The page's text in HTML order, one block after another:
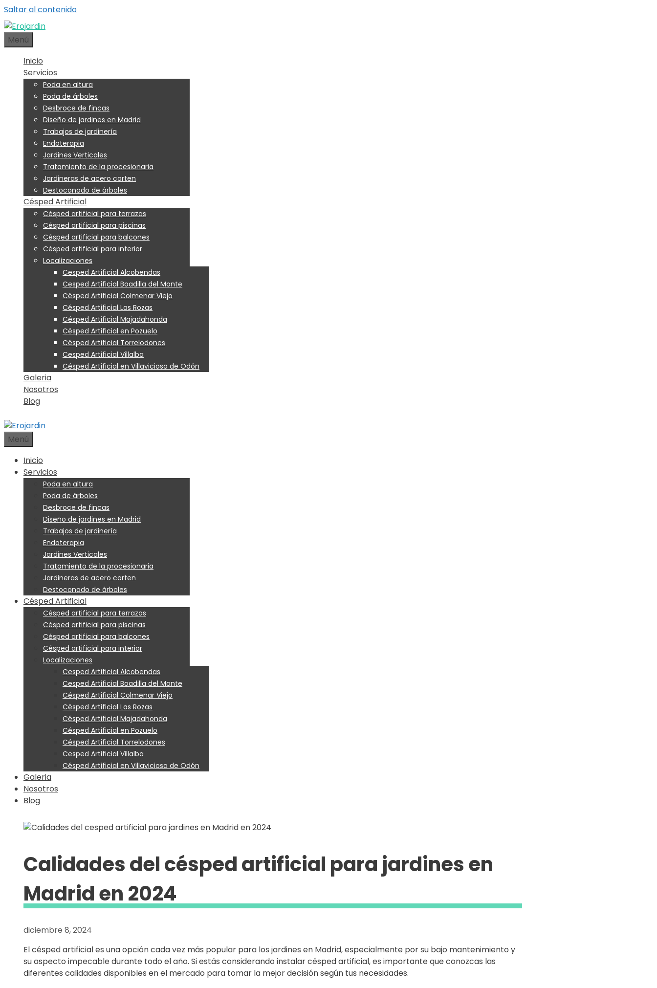
Saltar al contenido
Menú
Inicio
Servicios
Poda en altura
Poda de árboles
Desbroce de fincas
Diseño de jardines en Madrid
Trabajos de jardinería
Endoterapia
Jardines Verticales
Tratamiento de la procesionaria
Jardineras de acero corten
Destoconado de árboles
Césped Artificial
Césped artificial para terrazas
Césped artificial para piscinas
Césped artificial para balcones
Césped artificial para interior
Localizaciones
Cesped Artificial Alcobendas
Cesped Artificial Boadilla del Monte
Césped Artificial Colmenar Viejo
Césped Artificial Las Rozas
Césped Artificial Majadahonda
Césped Artificial en Pozuelo
Césped Artificial Torrelodones
Cesped Artificial Villalba
Césped Artificial en Villaviciosa de Odón
Galeria
Nosotros
Blog
Menú
Inicio
Servicios
Poda en altura
Poda de árboles
Desbroce de fincas
Diseño de jardines en Madrid
Trabajos de jardinería
Endoterapia
Jardines Verticales
Tratamiento de la procesionaria
Jardineras de acero corten
Destoconado de árboles
Césped Artificial
Césped artificial para terrazas
Césped artificial para piscinas
Césped artificial para balcones
Césped artificial para interior
Localizaciones
Cesped Artificial Alcobendas
Cesped Artificial Boadilla del Monte
Césped Artificial Colmenar Viejo
Césped Artificial Las Rozas
Césped Artificial Majadahonda
Césped Artificial en Pozuelo
Césped Artificial Torrelodones
Cesped Artificial Villalba
Césped Artificial en Villaviciosa de Odón
Galeria
Nosotros
Blog
Calidades del césped artificial para jardines en
Madrid en 2024
diciembre 8, 2024
El césped artificial es una opción cada vez más popular para los jardines en Madrid, especialmente por su bajo mantenimiento y
su aspecto impecable durante todo el año. Si estás considerando instalar césped artificial, es importante que conozcas las
diferentes calidades disponibles en el mercado para tomar la mejor decisión según tus necesidades.